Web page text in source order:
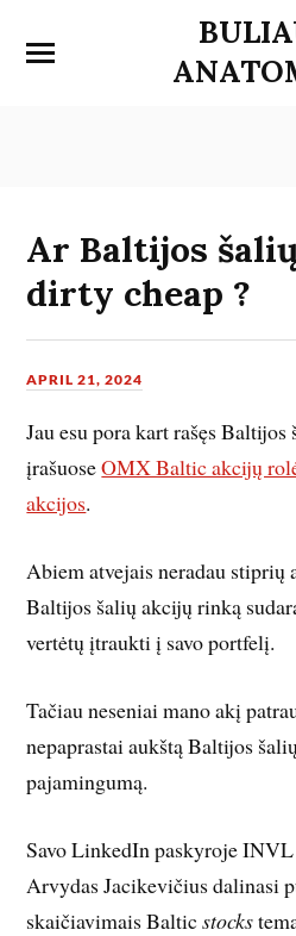
Ar Baltijos
dirty cheap ?
APRIL 21, 2024
Jau esu pora kart rašęs
įrašuoseOMX Baltic akcijų
akcijos.
Abiem atvejais neradau stiprių
Baltijos šalių akcijų rinką
vertėtų įtraukti į savo portfelį.
Tačiau neseniai mano akį
nepaprastai aukštą Baltijos
pajamingumą.
Savo LinkedIn paskyroje
Arvydas Jacikevičius dalinasi
skaičiavimais Balticstocks